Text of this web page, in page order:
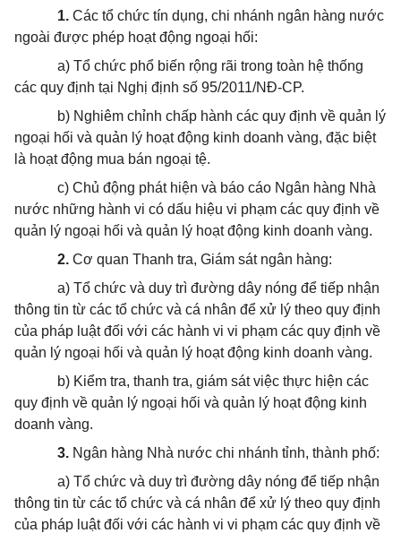
1. Các tổ chức tín dụng, chi nhánh ngân hàng nước
ngoài được phép hoạt động ngoại hối:
a) Tổ chức phổ biến rộng rãi trong toàn hệ thống
các quy định tại Nghị định số 95/2011/NĐ-CP.
b) Nghiêm chỉnh chấp hành các quy định về quản lý
ngoại hối và quản lý hoạt động kinh doanh vàng, đặc biệt
là hoạt động mua bán ngoại tệ.
c) Chủ động phát hiện và báo cáo Ngân hàng Nhà
nước những hành vi có dấu hiệu vi phạm các quy định về
quản lý ngoại hối và quản lý hoạt động kinh doanh vàng.
2. Cơ quan Thanh tra, Giám sát ngân hàng:
a) Tổ chức và duy trì đường dây nóng để tiếp nhận
thông tin từ các tổ chức và cá nhân để xử lý theo quy định
của pháp luật đối với các hành vi vi phạm các quy định về
quản lý ngoại hối và quản lý hoạt động kinh doanh vàng.
b) Kiểm tra, thanh tra, giám sát việc thực hiện các
quy định về quản lý ngoại hối và quản lý hoạt động kinh
doanh vàng.
3. Ngân hàng Nhà nước chi nhánh tỉnh, thành phố:
a) Tổ chức và duy trì đường dây nóng để tiếp nhận
thông tin từ các tổ chức và cá nhân để xử lý theo quy định
của pháp luật đối với các hành vi vi phạm các quy định về